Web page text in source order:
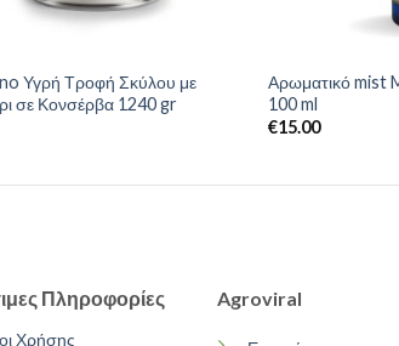
Υγρή Τροφή Σκύλου με
σε Κονσέρβα 1240 gr
Αρωματικό mist
100 ml
€15.00
Πληροφορίες
Χρήσης
Agroviral